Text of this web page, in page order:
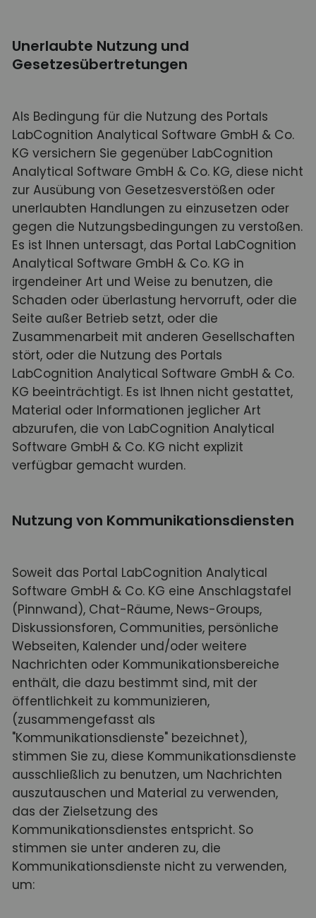
Unerlaubte Nutzung und
Gesetzesübertretungen
Als Bedingung für die Nutzung des Portals
LabCognition Analytical Software GmbH & Co.
KG versichern Sie gegenüber LabCognition
Analytical Software GmbH & Co. KG, diese nicht
zur Ausübung von Gesetzesverstößen oder
unerlaubten Handlungen zu einzusetzen oder
gegen die Nutzungsbedingungen zu verstoßen.
Es ist Ihnen untersagt, das Portal LabCognition
Analytical Software GmbH & Co. KG in
irgendeiner Art und Weise zu benutzen, die
Schaden oder überlastung hervorruft, oder die
Seite außer Betrieb setzt, oder die
Zusammenarbeit mit anderen Gesellschaften
stört, oder die Nutzung des Portals
LabCognition Analytical Software GmbH & Co.
KG beeinträchtigt. Es ist Ihnen nicht gestattet,
Material oder Informationen jeglicher Art
abzurufen, die von LabCognition Analytical
Software GmbH & Co. KG nicht explizit
verfügbar gemacht wurden.
Nutzung von Kommunikationsdiensten
Soweit das Portal LabCognition Analytical
Software GmbH & Co. KG eine Anschlagstafel
(Pinnwand), Chat-Räume, News-Groups,
Diskussionsforen, Communities, persönliche
Webseiten, Kalender und/oder weitere
Nachrichten oder Kommunikationsbereiche
enthält, die dazu bestimmt sind, mit der
öffentlichkeit zu kommunizieren,
(zusammengefasst als
"Kommunikationsdienste" bezeichnet),
stimmen Sie zu, diese Kommunikationsdienste
ausschließlich zu benutzen, um Nachrichten
auszutauschen und Material zu verwenden,
das der Zielsetzung des
Kommunikationsdienstes entspricht. So
stimmen sie unter anderen zu, die
Kommunikationsdienste nicht zu verwenden,
um: